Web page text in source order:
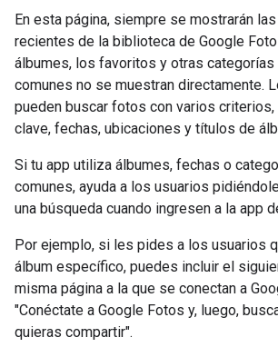
En esta página, siempre se mostrarán
recientes de la biblioteca de Google
álbumes, los favoritos y otras
comunes no se muestran directamente.
pueden buscar fotos con varios criterios,
clave, fechas, ubicaciones y títulos de
Si tu app utiliza álbumes, fechas o
comunes, ayuda a los usuarios
una búsqueda cuando ingresen a la app
Por ejemplo, si les pides a los usuarios
álbum específico, puedes incluir el
misma página a la que se conectan a
"Conéctate a Google Fotos y, luego,
quieras compartir".